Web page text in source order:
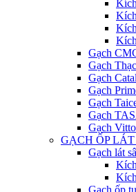
Gạch
Gạch
Gạch
Gạch
Gạch
Gạch
Gạch Vitto
GẠCH ỐP
Gạch lát
Gạch ốp